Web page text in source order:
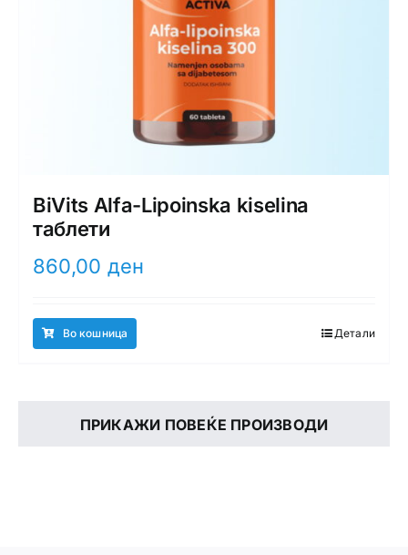
BiVits Alfa-Lipoinska kiselina
таблети
860,00 ден
Во кошница Детали
ПРИКАЖИ ПОВЕЌЕ ПРОИЗВОДИ